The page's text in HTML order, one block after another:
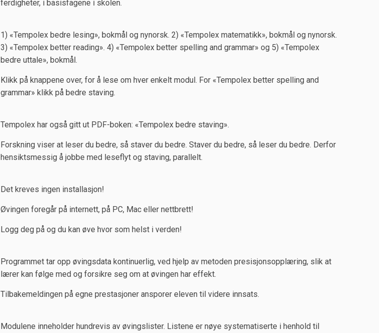
ferdigheter, i basisfagene i skolen.
1) «Tempolex bedre lesing», bokmål og nynorsk. 2) «Tempolex matematikk», bokmål og nynorsk.
3) «Tempolex better reading». 4) «Tempolex better spelling and grammar» og 5) «Tempolex
bedre uttale», bokmål.
Klikk på knappene over, for å lese om hver enkelt modul. For «Tempolex better spelling and
grammar» klikk på bedre staving.
Tempolex har også gitt ut PDF-boken: «Tempolex bedre staving».
Forskning viser at leser du bedre, så staver du bedre. Staver du bedre, så leser du bedre. Derfor
hensiktsmessig å jobbe med leseflyt og staving, parallelt.
Det kreves ingen installasjon!
Øvingen foregår på internett, på PC, Mac eller nettbrett!
Logg deg på og du kan øve hvor som helst i verden!
Programmet tar opp øvingsdata kontinuerlig, ved hjelp av metoden presisjonsopplæring, slik at
lærer kan følge med og forsikre seg om at øvingen har effekt.
Tilbakemeldingen på egne prestasjoner ansporer eleven til videre innsats.
Modulene inneholder hundrevis av øvingslister. Listene er nøye systematiserte i henhold til